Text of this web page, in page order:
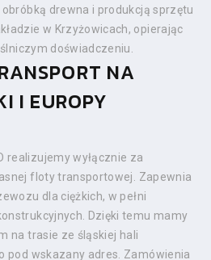
drewna i produkcją sprzętu
w Krzyżowicach, opierając
doświadczeniu.
NA
I EUROPY
realizujemy wyłącznie za
floty transportowej. Zapewnia
dla ciężkich, w pełni
Dzięki temu mamy
na trasie ze śląskiej hali
pod wskazany adres. Zamówienia